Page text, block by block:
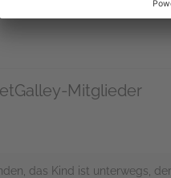
Mitglieder
das Kind ist unterwegs,